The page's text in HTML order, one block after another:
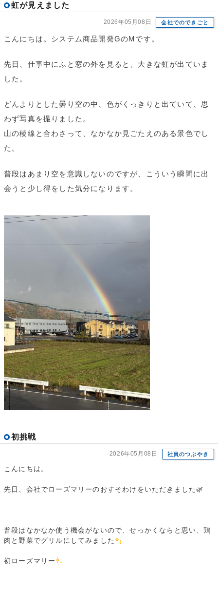
虹が見えました
2026年05月08日 会社でのできごと
こんにちは。システム商品開発GのMです。
先日、仕事中にふと窓の外を見ると、大きな虹が出ていま
した。
どんよりとした曇り空の中、色がくっきりと出ていて、思
わず写真を撮りました。
山の稜線と合わさって、なかなか見ごたえのある景色でし
た。
普段はあまり空を意識しないのですが、こういう瞬間に出
会うと少し得をした気分になります。
初挑戦
2026年05月08日 社員のつぶやき
こんにちは。
先日、会社でローズマリーのおすそわけをいただきました🌿
普段はなかなか使う機会がないので、せっかくならと思い、鶏
肉と野菜でグリルにしてみました
初ローズマリー